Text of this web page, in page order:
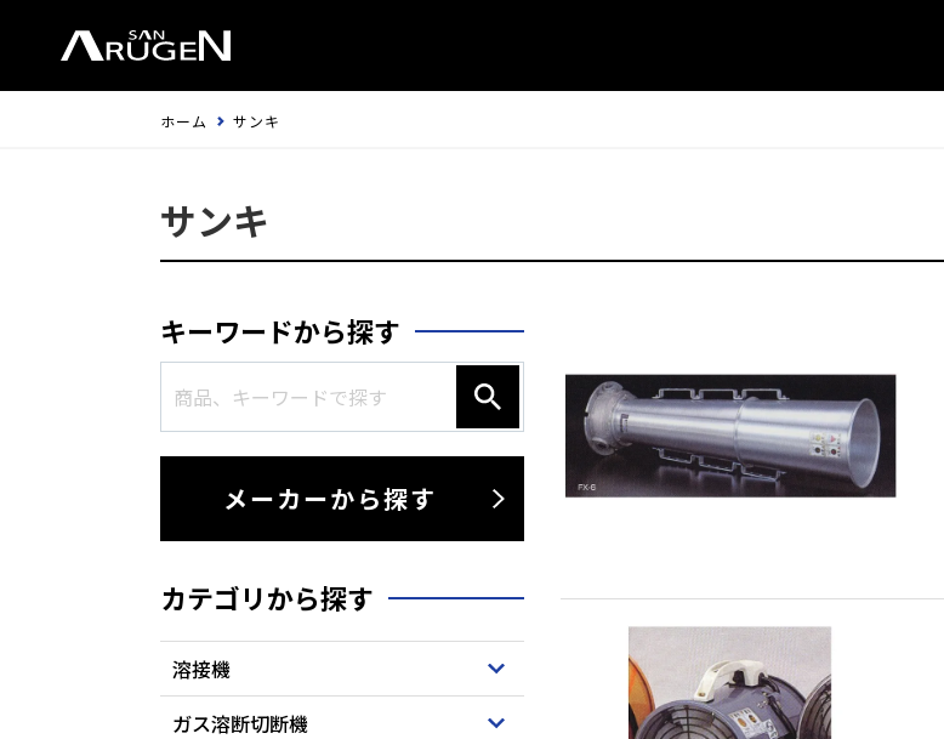
ホーム サンキ
サンキ
キーワードから探す
メーカーから探す
カテゴリから探す
溶接機
ガス溶断切断機